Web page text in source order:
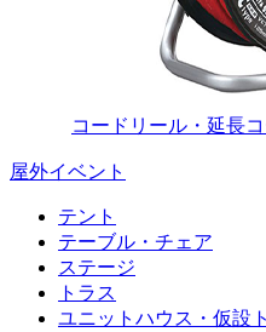
コードリール・延長
屋外イベント
テント
テーブル・チェア
ステージ
トラス
ユニットハウス・仮設